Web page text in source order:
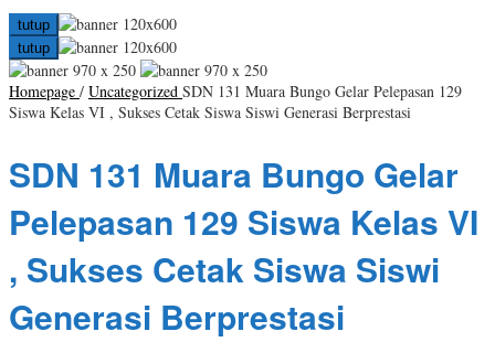
tutup
tutup
Homepage / Uncategorized SDN 131 Muara Bungo Gelar Pelepasan 129
Siswa Kelas VI , Sukses Cetak Siswa Siswi Generasi Berprestasi
SDN 131 Muara Bungo Gelar
Pelepasan 129 Siswa Kelas VI
, Sukses Cetak Siswa Siswi
Generasi Berprestasi